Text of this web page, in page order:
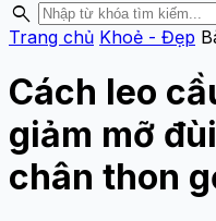
search
Trang chủ Khoẻ - Đẹp
Cách leo
giảm mỡ
chân thon